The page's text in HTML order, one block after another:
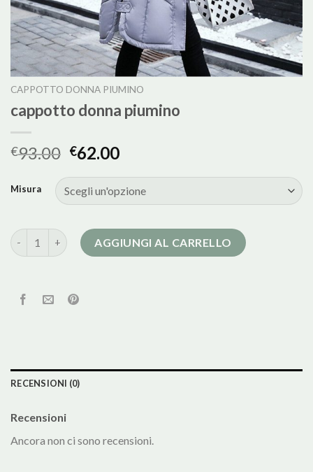
CAPPOTTO DONNA PIUMINO
cappotto donna piumino
€93.00 €62.00
Misura
cappotto donna piumino quantità
AGGIUNGI AL CARRELLO
RECENSIONI (0)
Recensioni
Ancora non ci sono recensioni.